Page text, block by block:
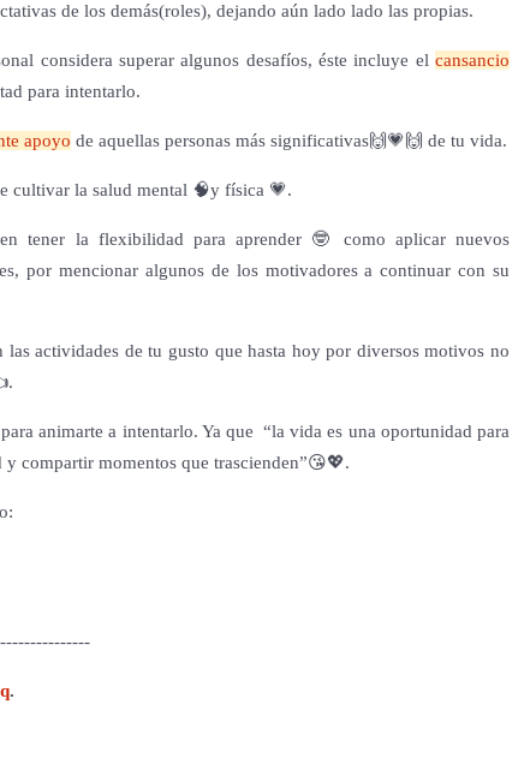
de los demás(roles), dejando aún lado lado las propias.
considera superar algunos desafíos, éste incluye el cansancio
para intentarlo.
apoyo de aquellas personas más significativas🙌💗🙌 de tu vida.
cultivar la salud mental 🧠y física 💗.
tener la flexibilidad para aprender 🤓 como aplicar nuevos
por mencionar algunos de los motivadores a continuar con su
actividades de tu gusto que hasta hoy por diversos motivos no
animarte a intentarlo. Ya que “la vida es una oportunidad para
compartir momentos que trascienden”😘💖.
.